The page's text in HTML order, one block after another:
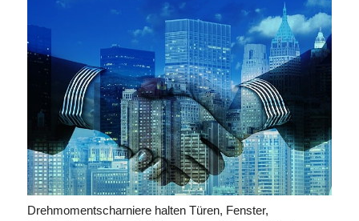
Drehmomentscharniere halten Türen, Fenster,